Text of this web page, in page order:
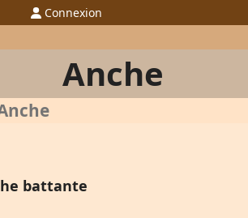
Connexion
Anche
battante